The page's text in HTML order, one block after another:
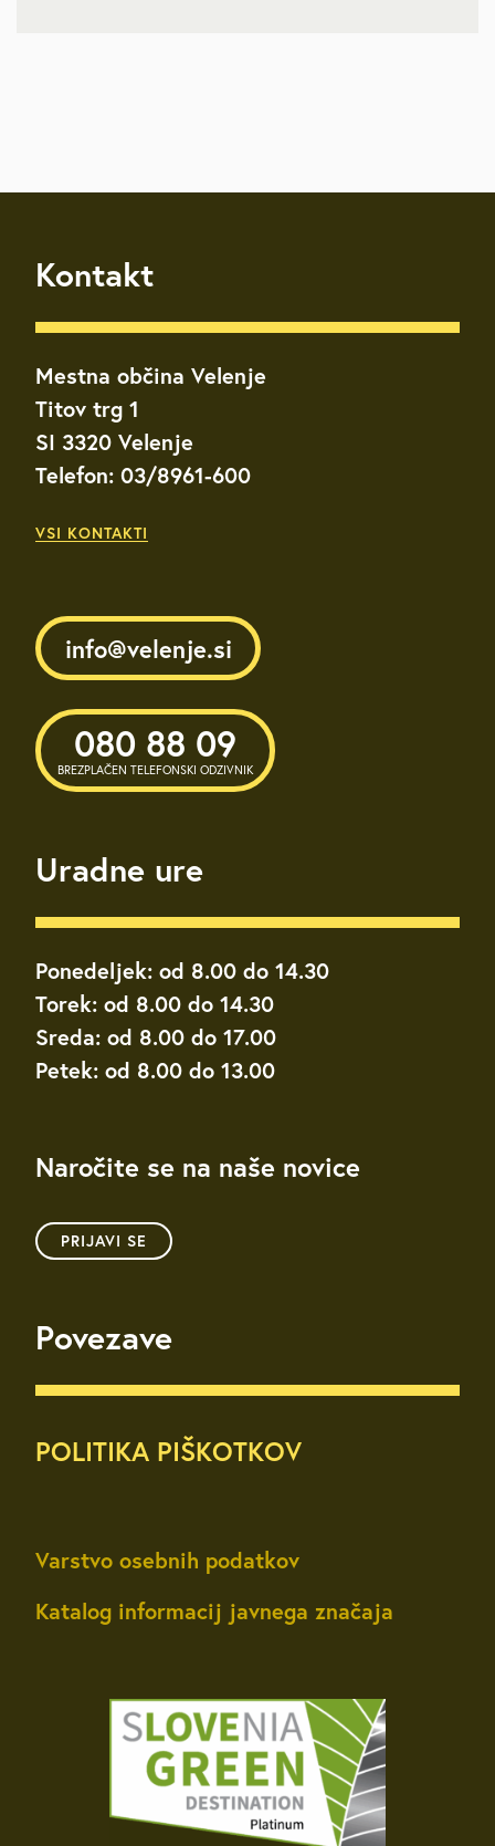
Kontakt
Mestna občina Velenje
Titov trg 1
SI 3320 Velenje
Telefon: 03/8961-600
VSI KONTAKTI
info@velenje.si
080 88 09
BREZPLAČEN TELEFONSKI ODZIVNIK
Uradne ure
Ponedeljek: od 8.00 do 14.30
Torek: od 8.00 do 14.30
Sreda: od 8.00 do 17.00
Petek: od 8.00 do 13.00
Naročite se na naše novice
PRIJAVI SE
Povezave
POLITIKA PIŠKOTKOV
Varstvo osebnih podatkov
Katalog informacij javnega značaja